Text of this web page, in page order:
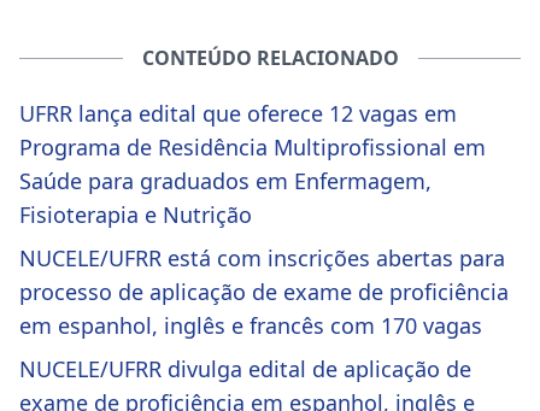
CONTEÚDO RELACIONADO
UFRR lança edital que oferece 12 vagas em
Programa de Residência Multiprofissional em
Saúde para graduados em Enfermagem,
Fisioterapia e Nutrição
NUCELE/UFRR está com inscrições abertas para
processo de aplicação de exame de proficiência
em espanhol, inglês e francês com 170 vagas
NUCELE/UFRR divulga edital de aplicação de
exame de proficiência em espanhol, inglês e